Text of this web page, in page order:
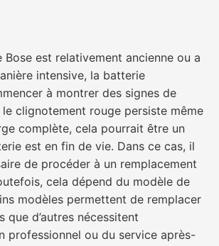
Bose est relativement ancienne ou a
intensive, la batterie
à montrer des signes de
clignotement rouge persiste même
complète, cela pourrait être un
est en fin de vie. Dans ce cas, il
de procéder à un remplacement
cela dépend du modèle de
modèles permettent de remplacer
que d’autres nécessitent
professionnel ou du service après-